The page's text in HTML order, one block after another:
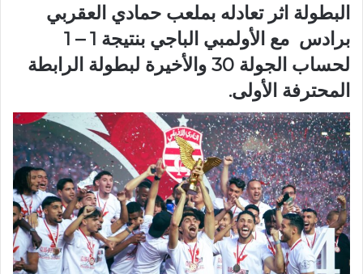
البطولة اثر تعادله بملعب حمادي العقربي
برادس مع الأولمبي الباجي بنتيجة 1 – 1
لحساب الجولة 30 والأخيرة لبطولة الرابطة
المحترفة الأولى.